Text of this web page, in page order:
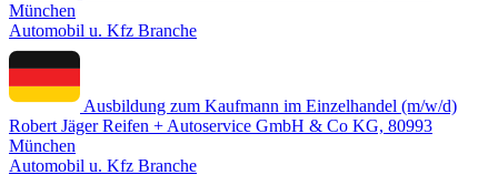
München
Automobil u. Kfz Branche
Ausbildung zum Kaufmann im Einzelhandel (m/w/d)
Robert Jäger Reifen + Autoservice GmbH & Co KG, 80993
München
Automobil u. Kfz Branche